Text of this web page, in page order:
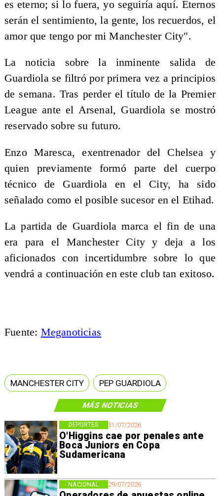
MÁS NOTICIAS
31/07/2026
O'Higgins cae por penales ante
Boca Juniors en Copa
Sudamericana
DEPORTES
29/07/2026
NACIONAL
es eterno; si lo fuera, yo seguiría aquí. Eternos
serán el sentimiento, la gente, los recuerdos, el
amor que tengo por mi Manchester City".
La noticia sobre la inminente salida de
Guardiola se filtró por primera vez a principios
de semana. Tras perder el título de la Premier
League ante el Arsenal, Guardiola se mostró
reservado sobre su futuro.
Enzo Maresca, exentrenador del Chelsea y
quien previamente formó parte del cuerpo
técnico de Guardiola en el City, ha sido
señalado como el posible sucesor en el Etihad.
La partida de Guardiola marca el fin de una
era para el Manchester City y deja a los
aficionados con incertidumbre sobre lo que
vendrá a continuación en este club tan exitoso.
Fuente: Meganoticias
MANCHESTER CITY PEP GUARDIOLA